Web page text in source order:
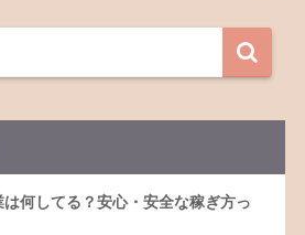
何してる？安心・安全な稼ぎ方っ